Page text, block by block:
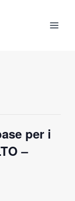
per i
–